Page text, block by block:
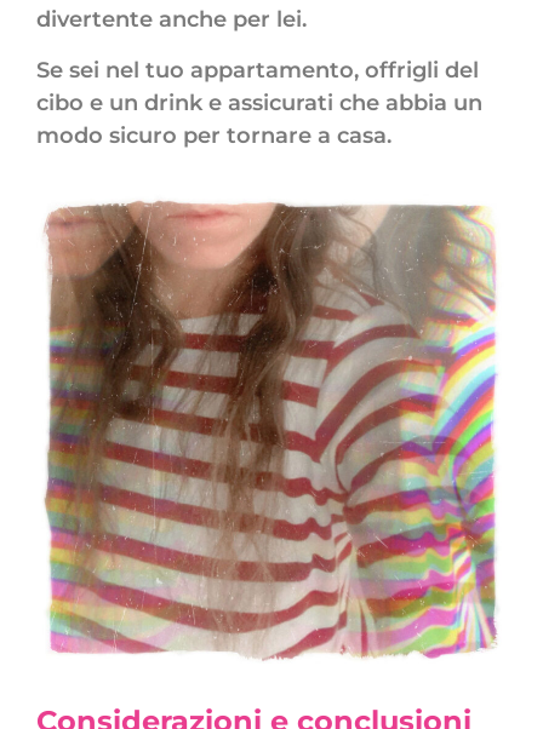
divertente anche per lei.
Se sei nel tuo appartamento, offrigli del
cibo e un drink e assicurati che abbia un
modo sicuro per tornare a casa.
Considerazioni e conclusioni